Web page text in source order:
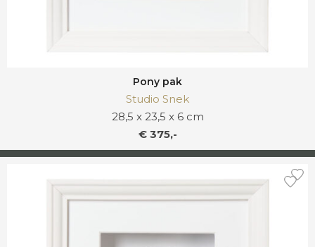
Pony pak
Studio Snek
28,5 x 23,5 x 6 cm
€ 375,-